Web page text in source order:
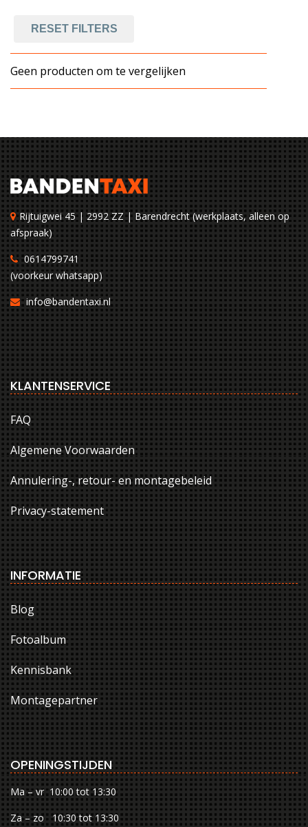
RESET FILTERS
Geen producten om te vergelijken
Rijtuigwei 45 | 2992 ZZ | Barendrecht (werkplaats, alleen op
afspraak)
0614799741
(voorkeur whatsapp)
info@bandentaxi.nl
KLANTENSERVICE
FAQ
Algemene Voorwaarden
Annulering-, retour- en montagebeleid
Privacy-statement
INFORMATIE
Blog
Fotoalbum
Kennisbank
Montagepartner
OPENINGSTIJDEN
Ma – vr 10:00 tot 13:30
Za – zo 10:30 tot 13:30